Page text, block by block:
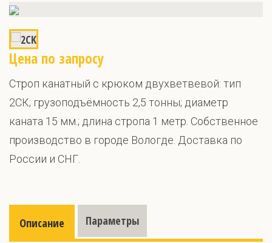
Цена по запросу
Строп канатный с крюком двухветвевой: тип
2СК; грузоподъёмность 2,5 тонны; диаметр
каната 15 мм.; длина стропа 1 метр. Собственное
производство в городе Вологде. Доставка по
России и СНГ.
Описание Параметры